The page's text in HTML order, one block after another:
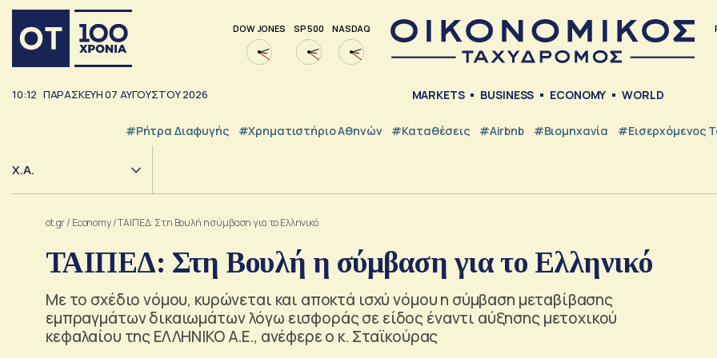
DOW JONES SP 500 NASDAQ
10:12 ΠΑΡΑΣΚΕΥΗ07 ΑΥΓΟΥΣΤΟΥ2026 MARKETS BUSINESS ECONOMY WORLD
#ρήτρα Διαφυγής #Χρηματιστήριο Αθηνών #Καταθέσεις #Airbnb #Βιομηχανία #εισερχόμενος
Χ.Α.
ot.gr/ Economy/ΤΑΙΠΕΔ: Στη Βουλή η σύμβαση για το Ελληνικό
ΤΑΙΠΕΔ: Στη Βουλή η σύμβαση για το Ελληνικό
Με το σχέδιο νόμου, κυρώνεται και αποκτά ισχύ νόμου η σύμβαση μεταβίβασης
εμπραγμάτων δικαιωμάτων λόγω εισφοράς σε είδος έναντι αύξησης μετοχικού
κεφαλαίου της ΕΛΛΗΝΙΚΟ Α.Ε., ανέφερε ο κ. Σταϊκούρας